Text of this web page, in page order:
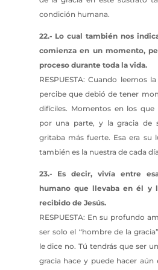
condición humana.
22.- Lo cual también nos
comienza en un momento,
proceso durante toda la vida.
RESPUESTA: Cuando leemos
percibe que debió de tener
difíciles. Momentos en los
por una parte, y la gracia de
gritaba más fuerte. Esa era su
también es la nuestra de cada
23.- Es decir, vivía entre
humano que llevaba en él y
recibido de Jesús.
RESPUESTA: En su profundo
ser solo el “hombre de la
le dice no. Tú tendrás que ser
gracia hace y puede hacer aún